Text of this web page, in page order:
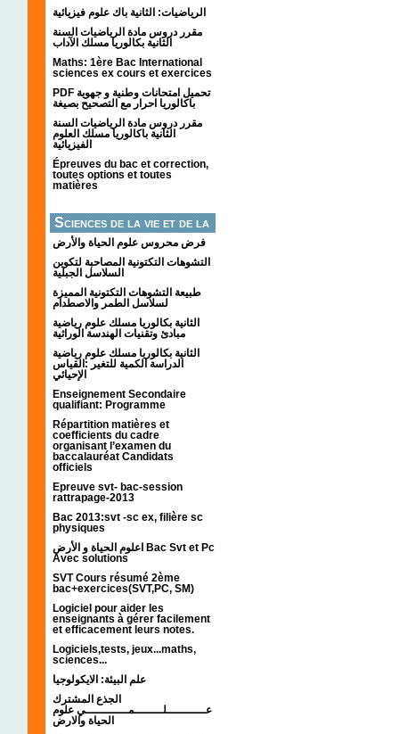
الرياضيات: الثانية باك علوم فيزيائية
مقرر دروس مادة الرياضيات السنة
الثانية بكالوريا مسلك الآداب
Maths: 1ère Bac International
sciences ex cours et exercices
PDF تحميل امتحانات وطنية و جهوية
باكالوريا احرار مع التصحيح بصيغة
مقرر دروس مادة الرياضيات السنة
الثانية باكالوريا مسلك العلوم
الفيزيائية
Épreuves du bac et correction,
toutes options et toutes
matières
Sciences de la vie et de la
terre
فرض محروس علوم الحياة والأرض
التشوهات التكتونیة المصاحبة لتكوین
السلاسل الجبلیة
طبيعة التشوهات التكتونية المميزة
لسلاسل الطمر والاصطدام
الثانية بكالوريا مسلك علوم رياضية
مبادئ وتقنيات الهندسة الوراثية
الثانية بكالوريا مسلك علوم رياضية
الدراسة الكمية للتغير :القياس
الإحيائي
Enseignement Secondaire
qualifiant: Programme
Répartition matières et
coefficients du cadre
organisant l’examen du
baccalauréat Candidats
officiels
Epreuve svt- bac-session
rattrapage-2013
Bac 2013:svt -sc ex, filière sc
physiques
اعلوم الحياة و الأرض Bac Svt et Pc
Avec solutions
SVT Cours résumé 2ème
bac+exercices(SVT,PC, SM)
Logiciel pour aider les
enseignants à gérer facilement
et efficacement leurs notes.
Logiciels,tests, jeux...maths,
sciences...
علم البيئة: الايكولوجيا
الجذع المشترك
عـــــــــــلــــــــمــــــــــــي علوم
الحياة والارض